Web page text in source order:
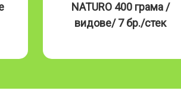
NATURO 400 грама /
видове/ 7 бр./стек